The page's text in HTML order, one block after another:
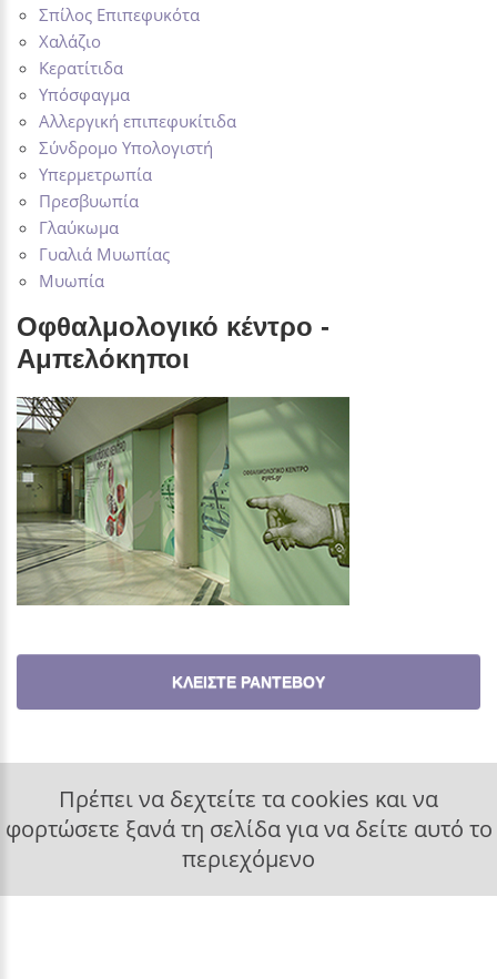
Σπίλος Επιπεφυκότα
Χαλάζιο
Κερατίτιδα
Υπόσφαγμα
Αλλεργική επιπεφυκίτιδα
Σύνδρομο Υπολογιστή
Υπερμετρωπία
Πρεσβυωπία
Γλαύκωμα
Γυαλιά Μυωπίας
Μυωπία
Οφθαλμολογικό κέντρο -
Αμπελόκηποι
ΚΛΕΙΣΤΕ ΡΑΝΤΕΒΟΥ
Πρέπει να δεχτείτε τα cookies και να
φορτώσετε ξανά τη σελίδα για να δείτε αυτό το
περιεχόμενο